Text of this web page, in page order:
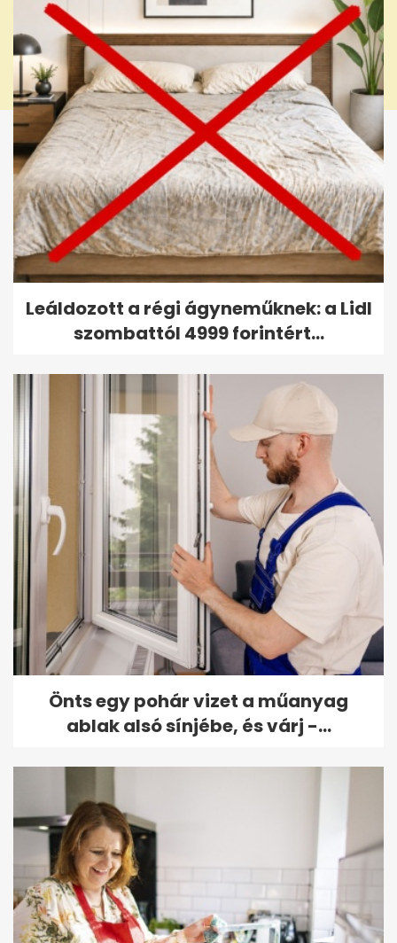
Leáldozott a régi ágyneműknek: a Lidl
szombattól 4999 forintért...
Önts egy pohár vizet a műanyag
ablak alsó sínjébe, és várj -...